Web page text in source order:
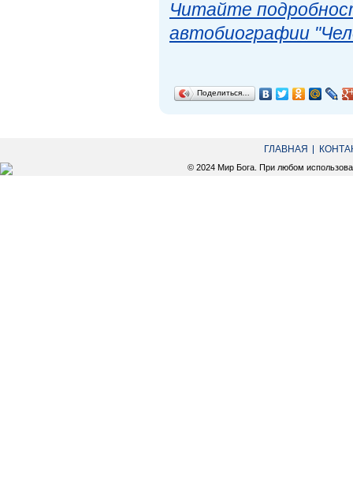
Читайте
автобиографии
Поделиться…
ГЛАВНАЯ
© 2024 Мир Бога. При любом